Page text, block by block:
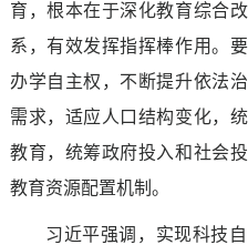
育，根本在于深化教育综合
系，有效发挥指挥棒作用。
办学自主权，不断提升依法
需求，适应人口结构变化，
教育，统筹政府投入和社会
教育资源配置机制。
习近平强调，实现科技